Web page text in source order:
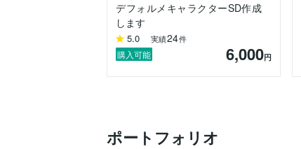
デフォルメキャラクターSD作成
します
5.0 実績24件
購入可能 6,000円
ポートフォリオ